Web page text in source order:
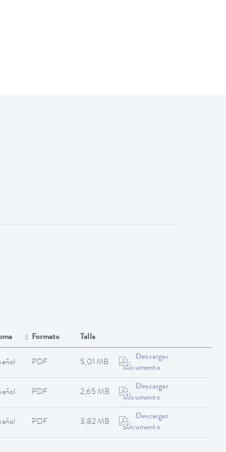
Formato Talla
PDF 5,01 MB
Descargar
documento
PDF 2,65 MB
Descargar
documento
PDF 3,82 MB
Descargar
documento